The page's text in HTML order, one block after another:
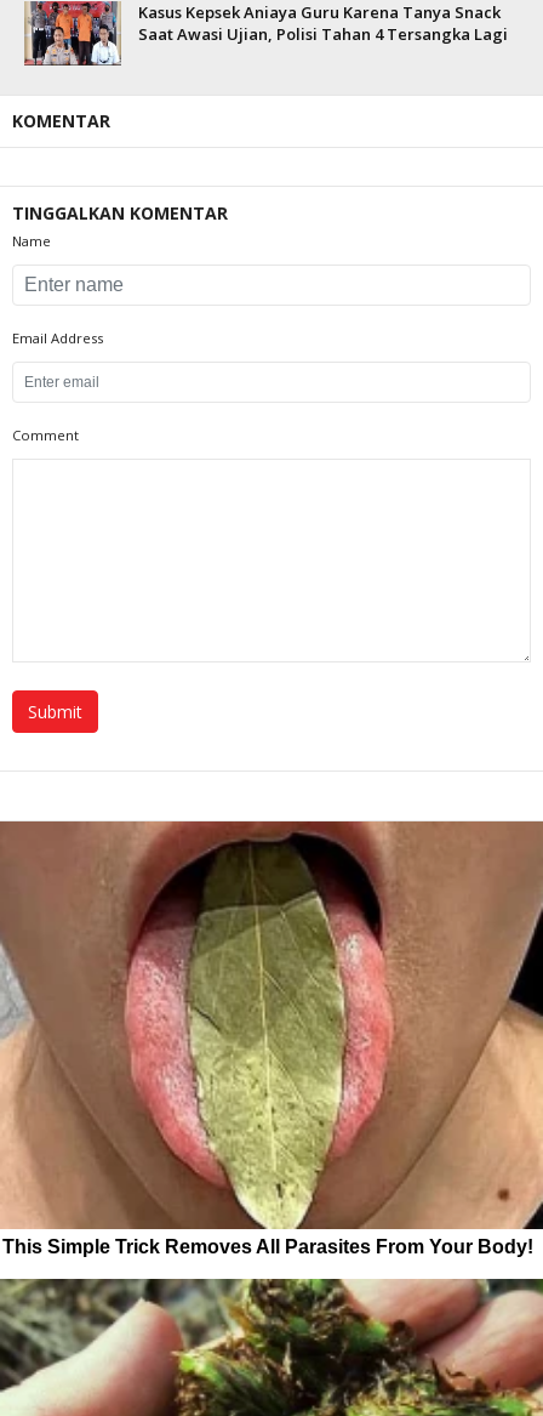
Kasus Kepsek Aniaya Guru Karena Tanya Snack
Saat Awasi Ujian, Polisi Tahan 4 Tersangka Lagi
KOMENTAR
TINGGALKAN KOMENTAR
Name
Email Address
Comment
This Simple Trick Removes All Parasites From Your Body!